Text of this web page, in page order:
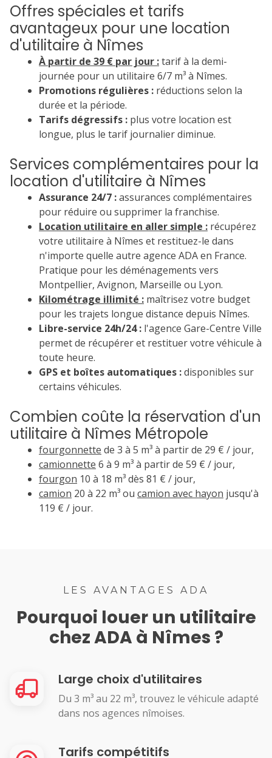
Offres spéciales et tarifs
avantageux pour une location
d'utilitaire à Nîmes
À partir de 39 € par jour :tarif à la demi-
journée pour un utilitaire 6/7 m³ à Nîmes.
Promotions régulières : réductions selon la
durée et la période.
Tarifs dégressifs : plus votre location est
longue, plus le tarif journalier diminue.
Services complémentaires pour la
location d'utilitaire à Nîmes
Assurance 24/7 :assurances complémentaires
pour réduire ou supprimer la franchise.
Location utilitaire en aller simple : récupérez
votre utilitaire à Nîmes et restituez-le dans
n'importe quelle autre agence ADA en France.
Pratique pour les déménagements vers
Montpellier, Avignon, Marseille ou Lyon.
Kilométrage illimité : maîtrisez votre budget
pour les trajets longue distance depuis Nîmes.
Libre-service 24h/24 : l'agence Gare-Centre Ville
permet de récupérer et restituer votre véhicule à
toute heure.
GPS et boîtes automatiques :disponibles sur
certains véhicules.
Combien coûte la réservation d'un
utilitaire à Nîmes Métropole
fourgonnette de 3 à 5 m³ à partir de 29 € / jour,
camionnette 6 à 9 m³ à partir de 59 € / jour,
fourgon 10 à 18 m³ dès 81 € / jour,
camion 20 à 22 m³ ou camion avec hayon jusqu'à
119 € / jour.
LES AVANTAGES ADA
Pourquoi louer un utilitaire
chez ADA à Nîmes ?
Large choix d'utilitaires
Du 3 m³ au 22 m³, trouvez le véhicule adapté
dans nos agences nîmoises.
Tarifs compétitifs